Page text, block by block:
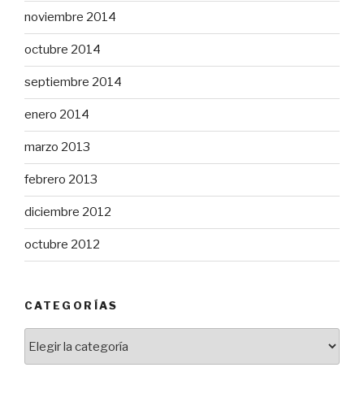
noviembre 2014
octubre 2014
septiembre 2014
enero 2014
marzo 2013
febrero 2013
diciembre 2012
octubre 2012
CATEGORÍAS